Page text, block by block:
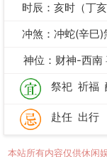
时辰：亥时（丁亥
冲煞：冲蛇(辛巳)
神位：财神-西
祭祀 祈福
赴任 出行
本站所有内容仅供休闲